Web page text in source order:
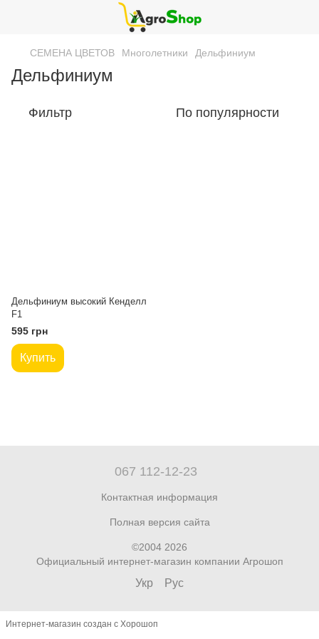
СЕМЕНА ЦВЕТОВ Многолетники Дельфиниум
Дельфиниум
Фильтр По популярности
Дельфиниум высокий Кенделл
F1
595 грн
Купить
067 112-12-23
Контактная информация
Полная версия сайта
©2004 2026
Официальный интернет-магазин компании Агрошоп
Укр Рус
Интернет-магазин создан с Хорошоп